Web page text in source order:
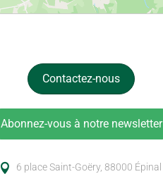
Contactez-nous
Abonnez-vous à notre newsletter
6 place Saint-Goëry, 88000 Épinal